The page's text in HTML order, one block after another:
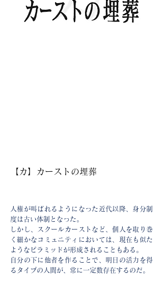
【カ】カーストの埋葬
人権が叫ばれるようになった近代以降、身分制
度は古い体制となった。
しかし、スクールカーストなど、個人を取り巻
く細かなコミュニティにおいては、現在も似た
ようなピラミッドが形成されることもある。
自分の下に他者を作ることで、明日の活力を得
るタイプの人間が、常に一定数存在するのだ。